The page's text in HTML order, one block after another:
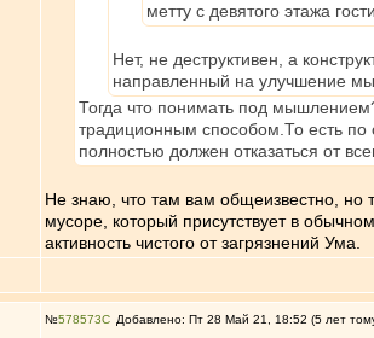
метту с девятого этажа
Нет, не деструктивен, а
направленный на улучшение
Тогда что понимать под
традиционным способом.То есть
полностью должен отказаться от
Не знаю, что там вам общеизвестно,
мусоре, который присутствует в
активность чистого от загрязнений Ума.
№578573 Добавлено: Пт 28 Май 21, 18:52 (5 лет